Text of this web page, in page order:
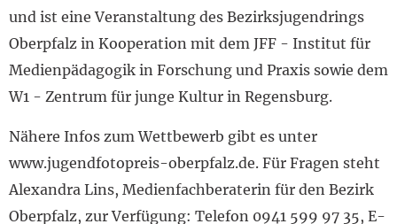
und ist eine Veranstaltung des Bezirksjugendrings
Oberpfalz in Kooperation mit dem JFF - Institut für
Medienpädagogik in Forschung und Praxis sowie dem
W1 - Zentrum für junge Kultur in Regensburg.
Nähere Infos zum Wettbewerb gibt es unter
www.jugendfotopreis-oberpfalz.de. Für Fragen steht
Alexandra Lins, Medienfachberaterin für den Bezirk
Oberpfalz, zur Verfügung: Telefon 0941 599 97 35, E-